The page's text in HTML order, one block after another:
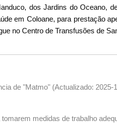
dos Jardins do Oceano,
em Coloane, para prestação
no Centro de Transfusões de
de "Matmo" (Actualizado: 2025-
medidas de trabalho